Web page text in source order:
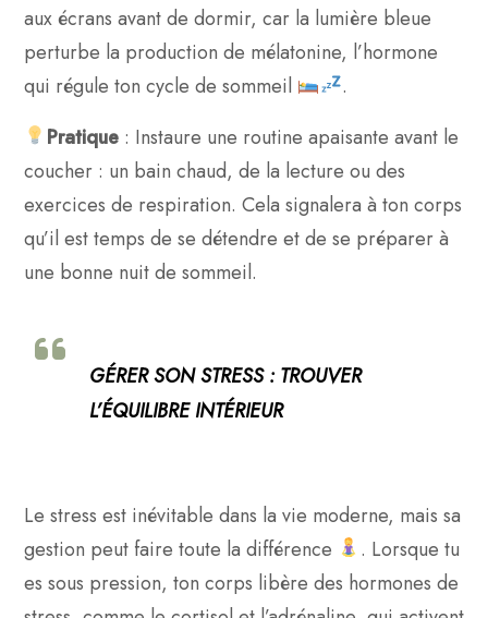
aux écrans avant de dormir, car la lumière bleue
perturbe la production de mélatonine, l’hormone
qui régule ton cycle de sommeil
.
Pratique: Instaure une routine apaisante avant le
coucher : un bain chaud, de la lecture ou des
exercices de respiration. Cela signalera à ton corps
qu’il est temps de se détendre et de se préparer à
une bonne nuit de sommeil.
GÉRER SON STRESS : TROUVER
L’ÉQUILIBRE INTÉRIEUR
Le stress est inévitable dans la vie moderne, mais sa
gestion peut faire toute la différence
. Lorsque tu
es sous pression, ton corps libère des hormones de